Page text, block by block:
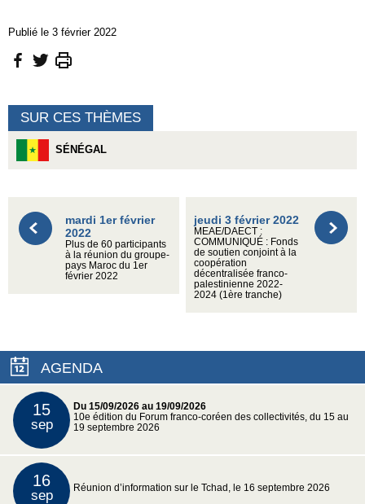
Publié le 3 février 2022
SUR CES THÈMES
SÉNÉGAL
mardi 1er février
2022
Plus de 60 participants
à la réunion du groupe-
pays Maroc du 1er
février 2022
jeudi 3 février 2022
MEAE/DAECT :
COMMUNIQUÉ : Fonds
de soutien conjoint à la
coopération
décentralisée franco-
palestinienne 2022-
2024 (1ère tranche)
AGENDA
15
sep
Du 15/09/2026 au 19/09/2026
10e édition du Forum franco-coréen des collectivités, du 15 au
19 septembre 2026
16
sep Réunion d’information sur le Tchad, le 16 septembre 2026